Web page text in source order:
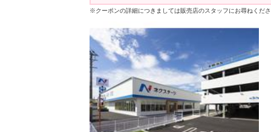
※クーポンの詳細につきましては販売店のスタッフにお尋ねくだ